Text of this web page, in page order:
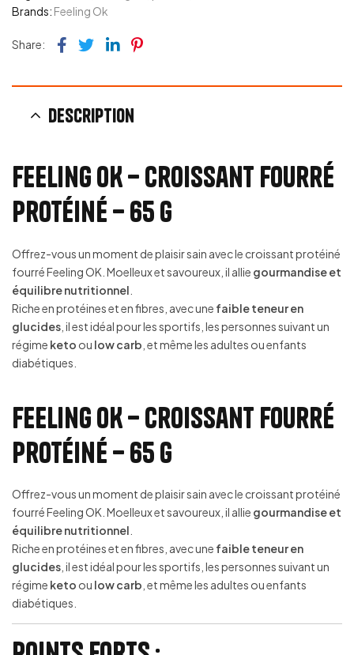
Brands: Feeling Ok
Share: Facebook
TwitterLinkedin
Pinterest
Description
Feeling OK – Croissant Fourré
Protéiné – 65 g
Offrez-vous un moment de plaisir sain avec le croissant protéiné
fourré Feeling OK. Moelleux et savoureux, il allie gourmandise et
équilibre nutritionnel
Riche en protéines et en fibres, avec une faible teneur en
glucides , il est idéal pour les sportifs, les personnes suivant un
régime keto ou low carb , et même les adultes ou enfants
diabétiques.
Feeling OK – Croissant Fourré
Protéiné – 65 g
Offrez-vous un moment de plaisir sain avec le croissant protéiné
fourré Feeling OK. Moelleux et savoureux, il allie gourmandise et
équilibre nutritionnel
Riche en protéines et en fibres, avec une faible teneur en
glucides , il est idéal pour les sportifs, les personnes suivant un
régime keto ou low carb , et même les adultes ou enfants
diabétiques.